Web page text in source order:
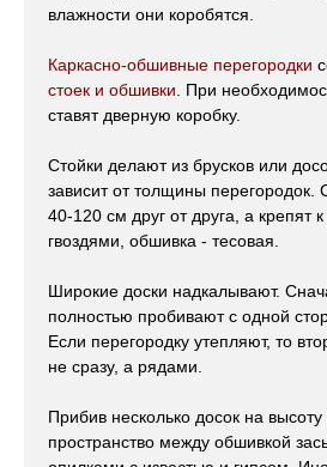
влажности они коробятся.
Каркасно-обшивные перегородки
стоек и обшивки . При
ставят дверную коробку.
Стойки делают из брусков или
зависит от толщины перегородок.
40-120 см друг от друга, а крепят
гвоздями, обшивка - тесовая.
Широкие доски надкалывают.
полностью пробивают с одной
Если перегородку утепляют, то
не сразу, а рядами.
Прибив несколько досок на высоту
пространство между обшивкой